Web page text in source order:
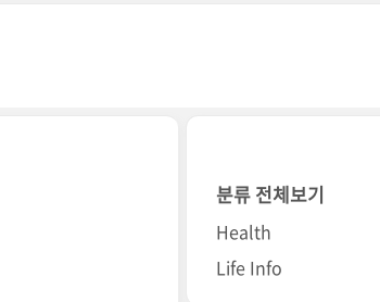
분류 전체보기
Health
Life Info